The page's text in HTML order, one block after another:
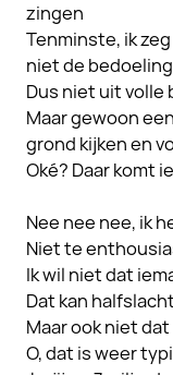
zingen
Tenminste, ik
niet de
Dus niet uit volle
Maar gewoon
grond kijken en
Oké? Daar komt ie
Nee nee nee, ik
Niet te
Ik wil niet dat
Dat kan
Maar ook niet
O, dat is weer